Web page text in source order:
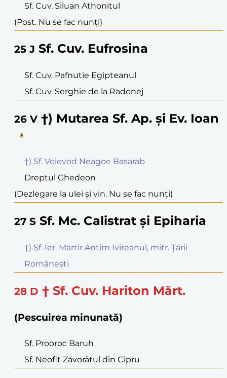
Sf. Cuv. Siluan Athonitul
(Post. Nu se fac nunți)
25 J Sf. Cuv. Eufrosina
Sf. Cuv. Pafnutie Egipteanul
Sf. Cuv. Serghie de la Radonej
26 V †) Mutarea Sf. Ap. și Ev. Ioan
†) Sf. Voievod Neagoe Basarab
Dreptul Ghedeon
(Dezlegare la ulei și vin. Nu se fac nunți)
27 S Sf. Mc. Calistrat și Epiharia
†) Sf. Ier. Martir Antim Ivireanul, mitr. Țării
Românești
28 D † Sf. Cuv. Hariton Mărt.
(Pescuirea minunată)
Sf. Prooroc Baruh
Sf. Neofit Zăvorâtul din Cipru